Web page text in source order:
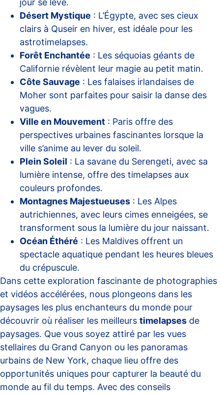
jour se lève.
Désert Mystique : L’Égypte, avec ses cieux
clairs à Quseir en hiver, est idéale pour les
astrotimelapses.
Forêt Enchantée : Les séquoias géants de
Californie révèlent leur magie au petit matin.
Côte Sauvage : Les falaises irlandaises de
Moher sont parfaites pour saisir la danse des
vagues.
Ville en Mouvement : Paris offre des
perspectives urbaines fascinantes lorsque la
ville s’anime au lever du soleil.
Plein Soleil : La savane du Serengeti, avec sa
lumière intense, offre des timelapses aux
couleurs profondes.
Montagnes Majestueuses : Les Alpes
autrichiennes, avec leurs cimes enneigées, se
transforment sous la lumière du jour naissant.
Océan Éthéré : Les Maldives offrent un
spectacle aquatique pendant les heures bleues
du crépuscule.
Dans cette exploration fascinante de photographies
et vidéos accélérées, nous plongeons dans les
paysages les plus enchanteurs du monde pour
découvrir où réaliser les meilleurs timelapses de
paysages. Que vous soyez attiré par les vues
stellaires du Grand Canyon ou les panoramas
urbains de New York, chaque lieu offre des
opportunités uniques pour capturer la beauté du
monde au fil du temps. Avec des conseils